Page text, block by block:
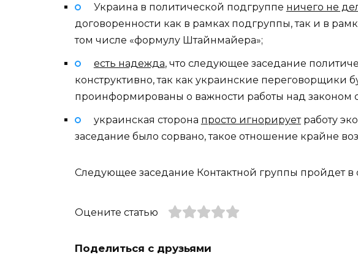
Украина в политической подгруппе ничего не
договоренности как в рамках подгруппы, так и в
том числе «формулу Штайнмайера»;
есть надежда, что следующее заседание
конструктивно, так как украинские переговорщики
проинформированы о важности работы над законом
украинская сторона просто игнорируетработу
заседание было сорвано, такое отношение крайне
Следующее заседание Контактной группы пройдет в
Оцените статью
Поделиться с друзьями